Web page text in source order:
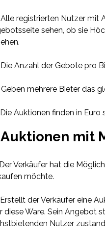
Alle registrierten Nutzer mit
sehen, ob sie
Die Anzahl der Gebote pro
Geben mehrere Bieter das
Die Auktionen finden in
Auktionen mit
Verkäufer hat die
möchte.
Erstellt der Verkäufer eine
diese Ware. Sein Angebot
Nutzer